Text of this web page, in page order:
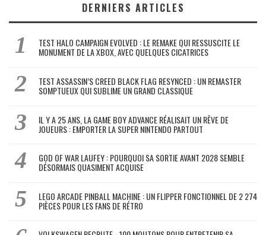
DERNIERS ARTICLES
TEST HALO CAMPAIGN EVOLVED : LE REMAKE QUI RESSUSCITE LE
MONUMENT DE LA XBOX, AVEC QUELQUES CICATRICES
TEST ASSASSIN’S CREED BLACK FLAG RESYNCED : UN REMASTER
SOMPTUEUX QUI SUBLIME UN GRAND CLASSIQUE
IL Y A 25 ANS, LA GAME BOY ADVANCE RÉALISAIT UN RÊVE DE
JOUEURS : EMPORTER LA SUPER NINTENDO PARTOUT
GOD OF WAR LAUFEY : POURQUOI SA SORTIE AVANT 2028 SEMBLE
DÉSORMAIS QUASIMENT ACQUISE
LEGO ARCADE PINBALL MACHINE : UN FLIPPER FONCTIONNEL DE 2 274
PIÈCES POUR LES FANS DE RÉTRO